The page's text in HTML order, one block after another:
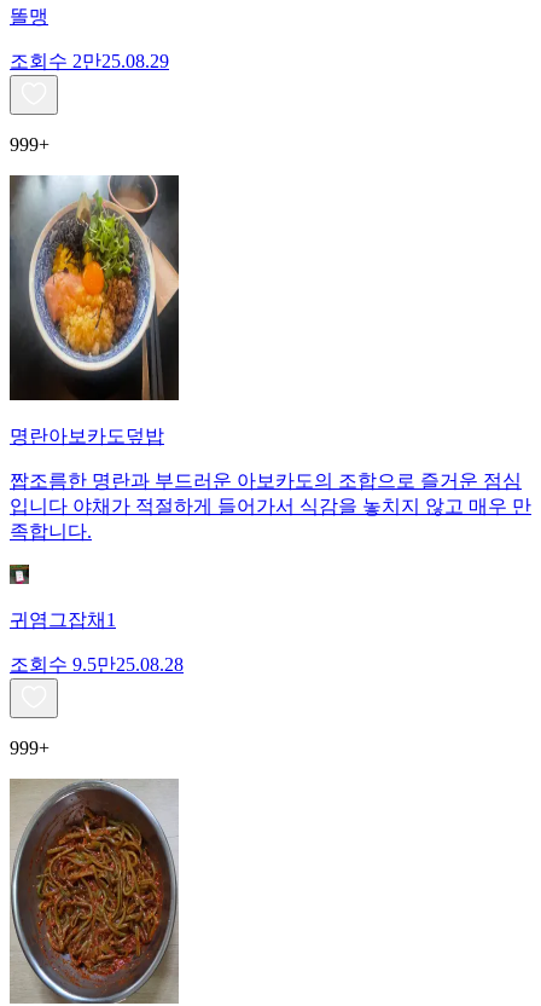
똘맹
조회수 2만25.08.29
999+
명란아보카도덮밥
짭조름한 명란과 부드러운 아보카도의 조합으로 즐거운 점심
입니다 야채가 적절하게 들어가서 식감을 놓치지 않고 매우 만
족합니다.
귀염그잡채1
조회수 9.5만25.08.28
999+